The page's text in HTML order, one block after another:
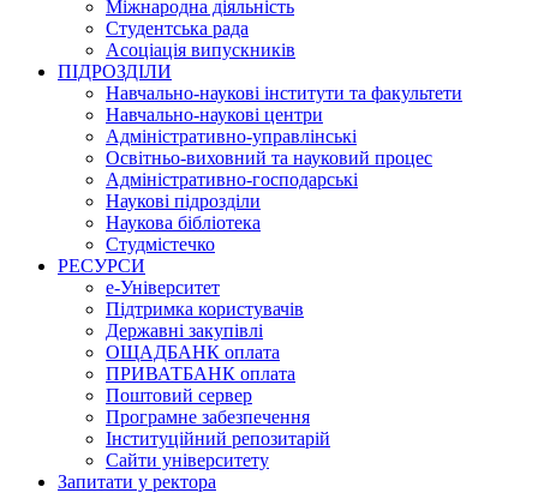
Міжнародна діяльність
Студентська рада
Асоціація випускників
ПІДРОЗДІЛИ
Навчально-наукові інститути та факультети
Навчально-наукові центри
Адміністративно-управлінські
Освітньо-виховний та науковий процес
Адміністративно-господарські
Наукові підрозділи
Наукова бібліотека
Студмістечко
РЕСУРСИ
е-Університет
Підтримка користувачів
Державні закупівлі
ОЩАДБАНК оплата
ПРИВАТБАНК оплата
Поштовий сервер
Програмне забезпечення
Інституційний репозитарій
Сайти університету
Запитати у ректора